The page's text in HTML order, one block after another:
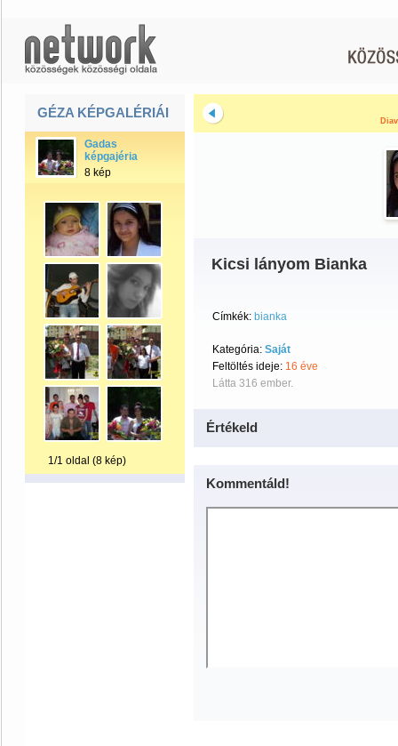
GÉZA KÉPGALÉRIÁI
Gadas
képgajéria
8 kép
1/1 oldal (8 kép)
Kicsi lányom Bianka
Címkék: bianka
Kategória: Saját
Feltöltés ideje: 16 éve
Látta 316 ember.
Értékeld
Kommentáld!